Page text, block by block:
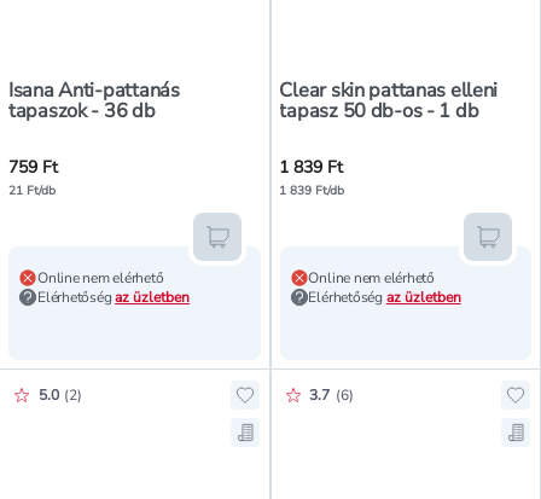
Isana Anti-pattanás
tapaszok - 36 db
759 Ft
21 Ft/db
Online nem elérhető
Elérhetőségaz üzletben
Kosárba teszem
Clear skin pattanas elleni
tapasz 50 db-os - 1 db
1 839 Ft
1 839 Ft/db
Online nem elérhető
Elérhetőség az üzletben
Értékelés pontszáma:
5.0 (2)
Hozzáadás a kedvencekhez,
Mentés a bevásárló listára, Isana
Értékelés pontszáma:
3.7 (6)